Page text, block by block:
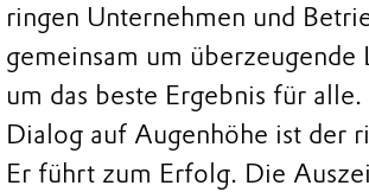
ringen Unternehmen und
gemeinsam um überzeugende
um das beste Ergebnis für
Dialog auf Augenhöhe ist der
Er führt zum Erfolg. Die